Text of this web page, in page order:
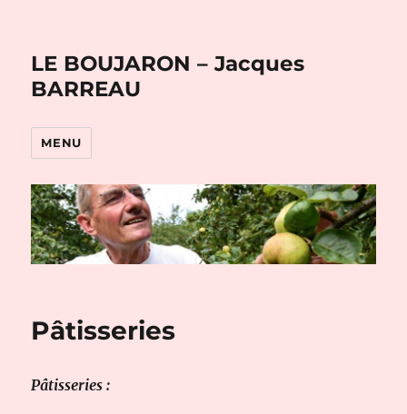
LE BOUJARON – Jacques
BARREAU
MENU
Pâtisseries
Pâtisseries :